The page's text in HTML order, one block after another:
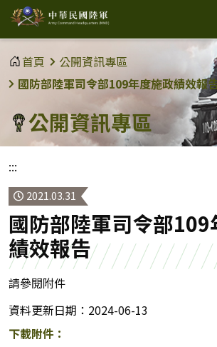
中
華
民
國
陸
軍
首頁
公開資訊專區
國防部陸軍司令部109年度施政績效報
公開資訊專區
:::
2021.03.31
國防部陸軍司令部109
績效報告
請參閱附件
資料更新日期：2024-06-13
下載附件：